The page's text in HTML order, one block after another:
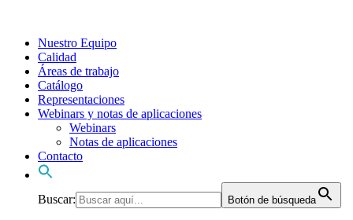
Nuestro Equipo
Calidad
Áreas de trabajo
Catálogo
Representaciones
Webinars y notas de aplicaciones
Webinars
Notas de aplicaciones
Contacto
Buscar: Botón de búsqueda